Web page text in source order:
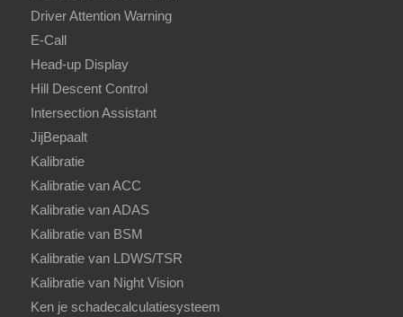
Driver Attention Warning
E-Call
Head-up Display
Hill Descent Control
Intersection Assistant
JijBepaalt
Kalibratie
Kalibratie van ACC
Kalibratie van ADAS
Kalibratie van BSM
Kalibratie van LDWS/TSR
Kalibratie van Night Vision
Ken je schadecalculatiesysteem